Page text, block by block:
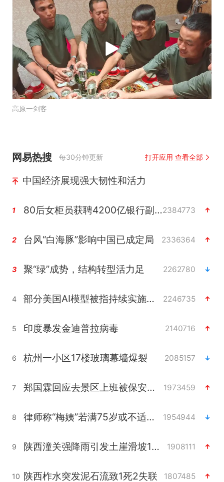
高原一剑客
网易热搜 每30分钟更新 打开应用 查看全部
中国经济展现强大韧性和活力
1 80后女柜员获聘4200亿银行副行长2384773
2 台风“白海豚”影响中国已成定局 2336364
3 聚“绿”成势，结构转型活力足 2262780
4 部分美国AI模型被指持续实施有害行为 2246735
5 印度暴发金迪普拉病毒 2140716
6 杭州一小区17楼玻璃幕墙爆裂 2085157
7 郑国霖回应去景区上班被保安拦下 1973459
8 律师称“梅姨”若满75岁或不适用死刑 1954944
9 陕西潼关强降雨引发土崖滑坡1人失联 1908111
10 陕西柞水突发泥石流致1死2失联 1807485